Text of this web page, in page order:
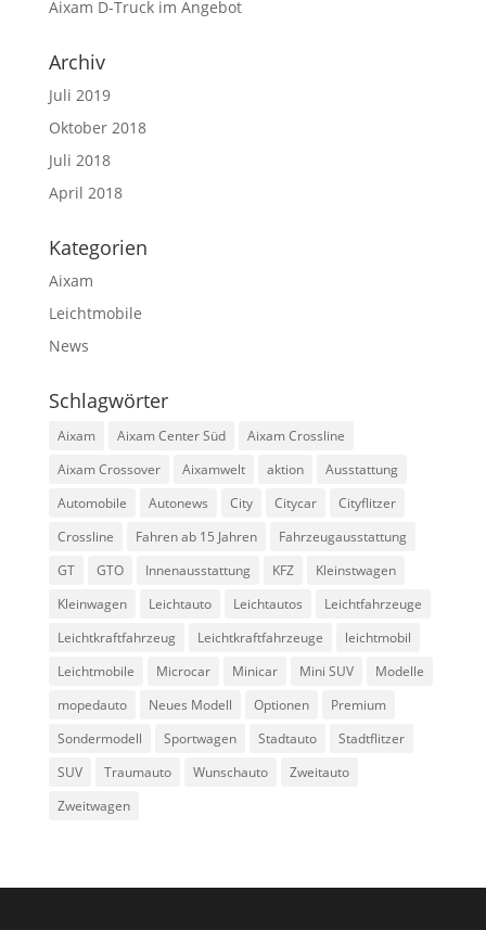
Aixam D-Truck im Angebot
Archiv
Juli 2019
Oktober 2018
Juli 2018
April 2018
Kategorien
Aixam
Leichtmobile
News
Schlagwörter
Aixam Aixam Center Süd
Aixam Crossline
Aixam Crossover
Aixamwelt aktion
Ausstattung
Automobile
Autonews City Citycar
Cityflitzer
Crossline
Fahren ab 15 Jahren
Fahrzeugausstattung
GT
GTO Innenausstattung KFZ
Kleinstwagen
Kleinwagen
Leichtauto Leichtautos
Leichtfahrzeuge
Leichtkraftfahrzeug
Leichtkraftfahrzeuge
leichtmobil
Leichtmobile
Microcar Minicar Mini SUV
Modelle
mopedauto
Neues Modell Optionen
Premium
Sondermodell
Sportwagen Stadtauto
Stadtflitzer
SUV
Traumauto Wunschauto
Zweitauto
Zweitwagen